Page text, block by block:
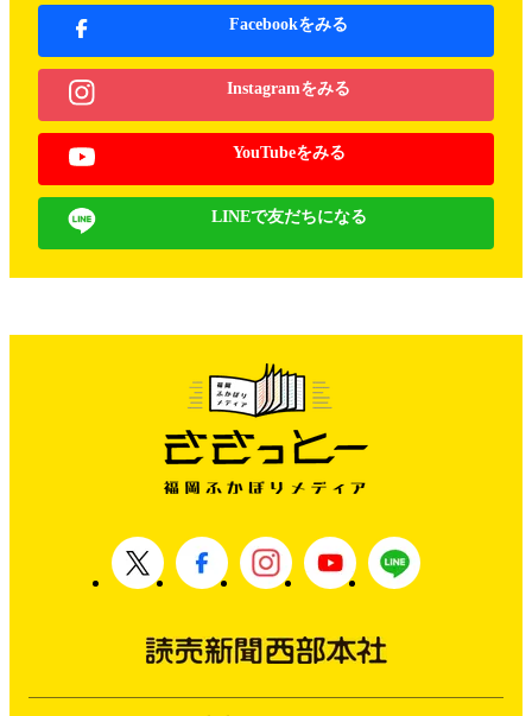
Facebookをみる
Instagramをみる
YouTubeをみる
LINEで友だちになる